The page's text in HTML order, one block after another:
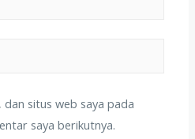
dan situs web saya pada
saya berikutnya.